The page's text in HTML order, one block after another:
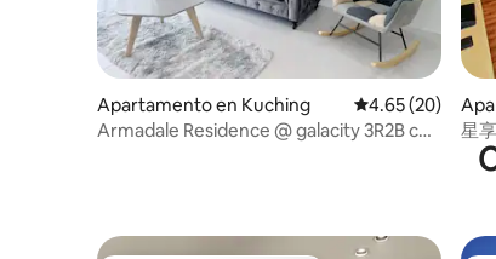
Apartamento en Kuching Calificación
4.65 (20)
Armadale Residence @ galacity 3R2B con
星